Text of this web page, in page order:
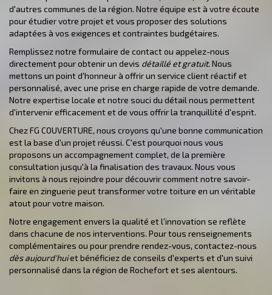
d'autres communes de la région. Notre équipe est à votre écoute
pour étudier votre projet et vous proposer des solutions
adaptées à vos exigences et contraintes budgétaires.
Remplissez notre formulaire de contact ou appelez-nous
directement pour obtenir un devis détaillé et gratuit. Nous
mettons un point d'honneur à offrir un service client réactif et
personnalisé, avec une prise en charge rapide de votre demande.
Notre expertise locale et notre souci du détail nous permettent
d'intervenir efficacement et de vous offrir la tranquillité d'esprit.
Chez FG COUVERTURE, nous croyons qu'une bonne communication
est la base d'un projet réussi. C'est pourquoi nous vous
proposons un accompagnement complet, de la première
consultation jusqu'à la finalisation des travaux. Nous vous
invitons à nous rejoindre pour découvrir comment notre savoir-
faire en zinguerie peut transformer votre toiture en un véritable
atout pour votre maison.
Notre engagement envers la qualité et l'innovation se reflète
dans chacune de nos interventions. Pour tous renseignements
complémentaires ou pour prendre rendez-vous, contactez-nous
dès aujourd'huiet bénéficiez de conseils d'experts et d'un suivi
personnalisé dans la région de Rochefort et ses alentours.